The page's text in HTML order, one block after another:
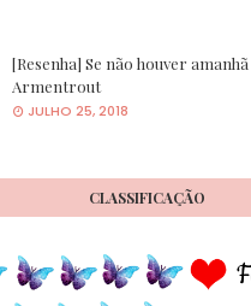
[Resenha] Se não houver
Armentrout
JULHO 25, 2018
CLASSIFICAÇÃO